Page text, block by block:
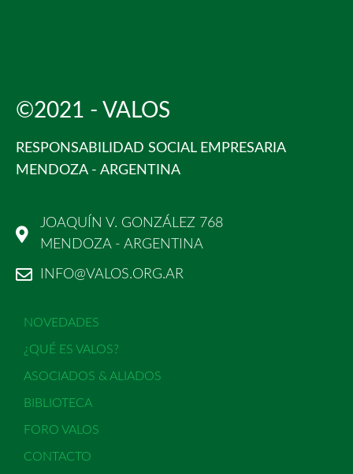
©2021 - VALOS
RESPONSABILIDAD SOCIAL EMPRESARIA
MENDOZA - ARGENTINA
JOAQUÍN V. GONZÁLEZ 768
MENDOZA - ARGENTINA
INFO@VALOS.ORG.AR
NOVEDADES
¿QUÉ ES VALOS?
ASOCIADOS & ALIADOS
BIBLIOTECA
FORO VALOS
CONTACTO